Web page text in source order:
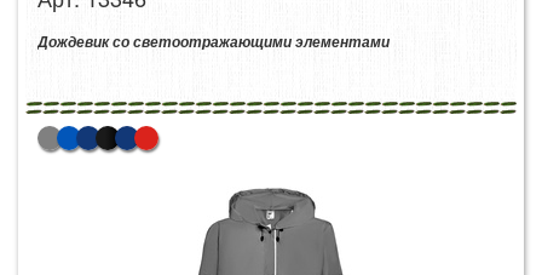
Дождевик со светоотражающими элементами